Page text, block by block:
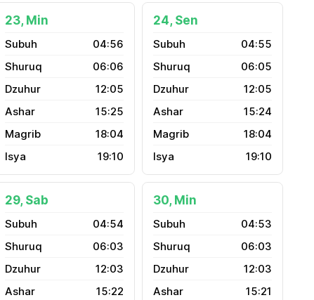
23, Min
04:56
06:06
12:05
15:25
18:04
19:10
24, Sen
04:55
06:05
12:05
15:24
18:04
19:10
29, Sab
04:54
06:03
12:03
15:22
30, Min
04:53
06:03
12:03
15:21